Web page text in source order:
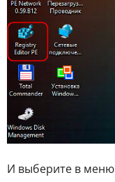
И выберите в меню